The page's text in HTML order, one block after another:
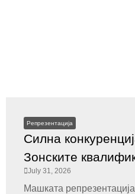
Репрезентација
Силна
Зонските
July 31, 2026
Машката